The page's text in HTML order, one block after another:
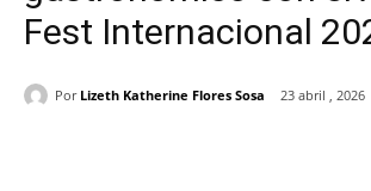
Fest Internacional
Por Lizeth Katherine Flores Sosa 23 abril , 2026